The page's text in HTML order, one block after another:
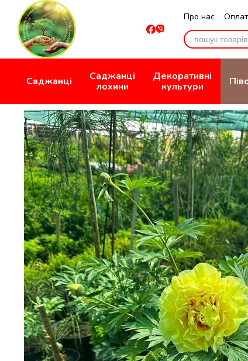
Перейти до основного контенту
Про нас
Відгуки про
Саджанці
Саджанці
лохини
Декоративні
культури